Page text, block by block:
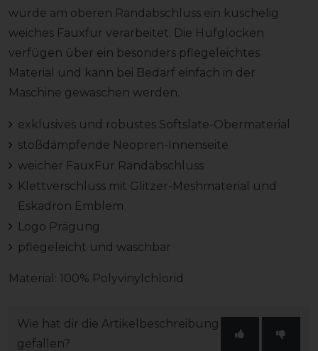
wurde am oberen Randabschluss ein kuschelig
weiches Fauxfur verarbeitet. Die Hufglocken
verfügen über ein besonders pflegeleichtes
Material und kann bei Bedarf einfach in der
Maschine gewaschen werden.
exklusives und robustes Softslate-Obermaterial
stoßdämpfende Neopren-Innenseite
weicher FauxFur Randabschluss
Klettverschluss mit Glitzer-Meshmaterial und
Eskadron Emblem
Logo Prägung
pflegeleicht und waschbar
Material: 100% Polyvinylchlorid
Wie hat dir die Artikelbeschreibung
gefallen?